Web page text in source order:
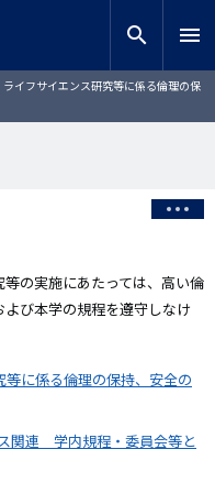
検索
search menu
ライフサイエンス研究等に係る倫理の保
の実施にあたっては、高い倫
び本学の規程を遵守しなけ
に係る倫理の保持、安全の
関連 学内規程・委員会等と